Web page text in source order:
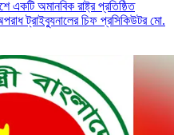
একটি অমানবিক রাষ্ট্র প্রতিষ্ঠিত
ট্রাইব্যুনালের চিফ প্রসিকিউটর মো.